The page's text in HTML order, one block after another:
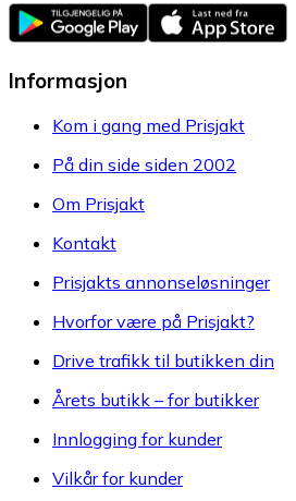
Informasjon
Kom i gang med Prisjakt
På din side siden 2002
Om Prisjakt
Kontakt
Prisjakts annonseløsninger
Hvorfor være på Prisjakt?
Drive trafikk til butikken din
Årets butikk – for butikker
Innlogging for kunder
Vilkår for kunder